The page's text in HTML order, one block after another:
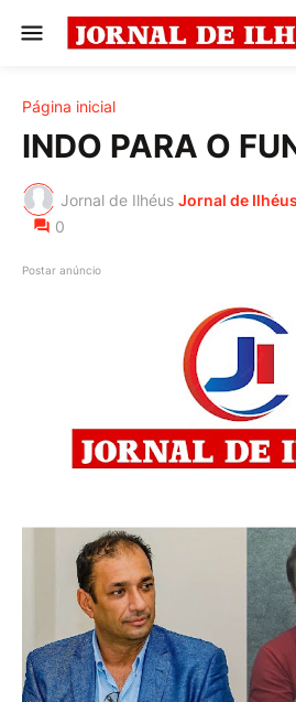
Página inicial
INDO PARA O
Jornal de Ilhéus Jornal de Ilhéus
0
Postar anúncio